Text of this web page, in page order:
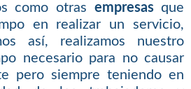
como otras empresasque
en realizar un servicio,
así, realizamos nuestro
necesario para no causar
pero siempre teniendo en